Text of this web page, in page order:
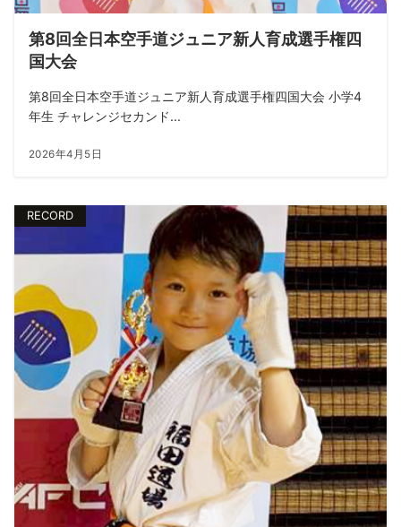
第8回全日本空手道ジュニア新人育成選手権四
国大会
第8回全日本空手道ジュニア新人育成選手権四国大会 小学4
年生 チャレンジセカンド...
2026年4月5日
RECORD